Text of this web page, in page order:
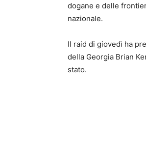
dogane e delle
nazionale.
Il raid di giovedì ha
della Georgia Brian
stato.